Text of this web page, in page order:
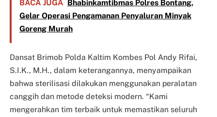
BACA JUGA Bhabinkamtibmas Polres Bontang,
Gelar Operasi Pengamanan Penyaluran Minyak
Goreng Murah
Dansat Brimob Polda Kaltim Kombes Pol Andy Rifai,
S.I.K., M.H., dalam keterangannya, menyampaikan
bahwa sterilisasi dilakukan menggunakan peralatan
canggih dan metode deteksi modern. “Kami
mengerahkan tim terbaik untuk memastikan seluruh